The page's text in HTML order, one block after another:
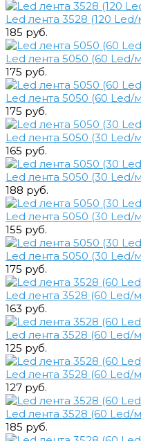
Led лента 3528 (120
185 руб.
Led лента 5050 (60 Led/
175 руб.
Led лента 5050 (60 Led/
175 руб.
Led лента 5050 (30 Led/
165 руб.
Led лента 5050 (30 Led/
188 руб.
Led лента 5050 (30 Led/
155 руб.
Led лента 5050 (30 Led/
175 руб.
Led лента 3528 (60 Led/
163 руб.
Led лента 3528 (60 Led/
125 руб.
Led лента 3528 (60 Led/
127 руб.
Led лента 3528 (60 Led/
185 руб.